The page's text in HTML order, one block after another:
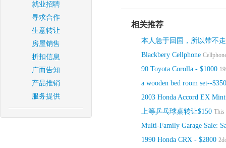
就业招聘
寻求合作
生意转让
房屋销售
折扣信息
广而告知
产品推销
服务提供
相关推荐
本人急于回国，所以带不
Blackbery Cellphone
90 Toyota Corolla - $1000
a wooden bed room set--$350
2003 Honda Accord EX
上等乒乓球桌转让$150 This
Multi-Family Garage Sale:
1990 Honda CRX - $2800